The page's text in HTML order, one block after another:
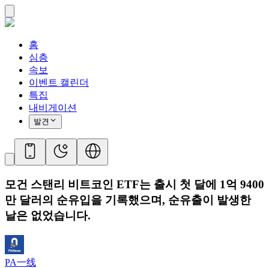
홈
심층
속보
이벤트 캘린더
특집
내비게이션
발견
모건 스탠리 비트코인 ​​ETF는 출시 첫 달에 1억 9400
만 ​​달러의 순유입을 기록했으며, 순유출이 발생한
날은 없었습니다.
PA一线